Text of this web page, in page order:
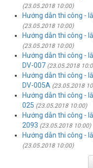
(23.05.2018 10:00)
Hướng dẫn thi công -
(23.05.2018 10:00)
Hướng dẫn thi công -
(23.05.2018 10:00)
Hướng dẫn thi công -
DV-007 (23.05.2018
Hướng dẫn thi công -
DV-005A (23.05.2018
Hướng dẫn thi công -
025 (23.05.2018 10:00)
Hướng dẫn thi công -
2093 (23.05.2018 10:00)
Hướng dẫn thi công -
(23.05.2018 10:00)